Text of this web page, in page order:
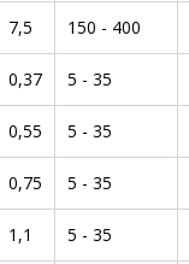
7,5 150 - 400
0,37 5 - 35
0,55 5 - 35
0,75 5 - 35
1,1 5 - 35